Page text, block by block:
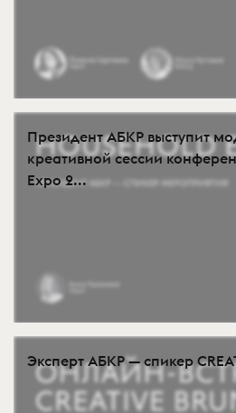
Президент АБКР выступит
креативной сессии
Expo 2...
Эксперт АБКР — спикер